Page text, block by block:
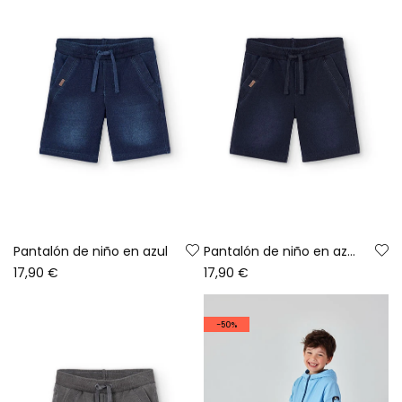
Pantalón de niño en azul
17,90 €
Pantalón de niño en azul marino
17,90 €
-50%